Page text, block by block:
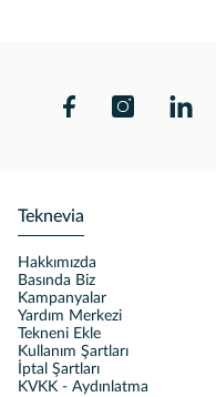
Teknevia
Hakkımızda
Basında Biz
Kampanyalar
Yardım Merkezi
Tekneni Ekle
Kullanım Şartları
İptal Şartları
KVKK - Aydınlatma